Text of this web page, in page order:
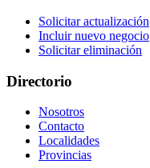
Solicitar actualización
Incluir nuevo negocio
Solicitar eliminación
Directorio
Nosotros
Contacto
Localidades
Provincias